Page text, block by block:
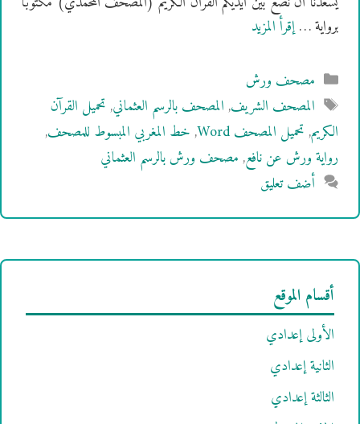
برواية …إقرأ المزيد
التصنيفات
مصحف ورش
الوسوم
المصحف الشريف,المصحف بالرسم العثماني,تحميل القرآن
الكريم,تحميل المصحف Word ,خط المغربي المبسوط للمصحف,
رواية ورش عن نافع,مصحف ورش بالرسم العثماني
أضف تعليق
أقسام الموقع
الأولى إعدادي
الثانية إعدادي
الثالثة إعدادي